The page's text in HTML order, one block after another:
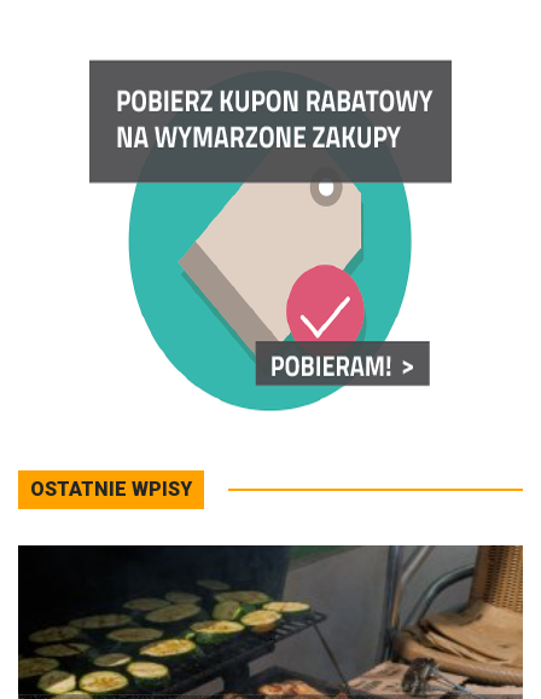
OSTATNIE WPISY